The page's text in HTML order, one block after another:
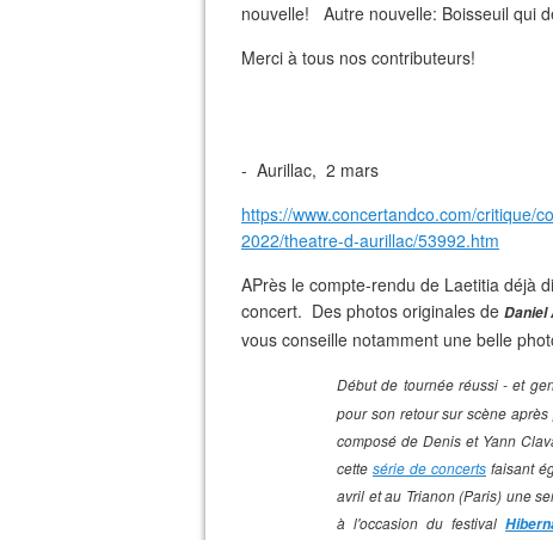
nouvelle! Autre nouvelle: Boisseuil qui
Merci à tous nos contributeurs!
- Aurillac, 2 mars
https://www.concertandco.com/critique/
2022/theatre-d-aurillac/53992.htm
APrès le compte-rendu de Laetitia déjà
concert. Des photos originales de Daniel
vous conseille notamment une belle
Début de tournée réussi - et
pour son retour sur scène
composé de Denis et Yann
cette série de concerts faisant
avril et au Trianon (Paris) une
à l'occasion du festival